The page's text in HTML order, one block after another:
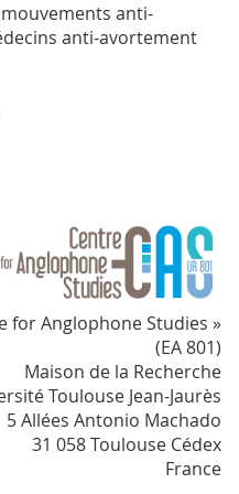
anti-
anti-avortement
for Anglophone Studies »
(EA 801)
Maison de la Recherche
Toulouse Jean-Jaurès
5 Allées Antonio Machado
31 058 Toulouse Cédex
France